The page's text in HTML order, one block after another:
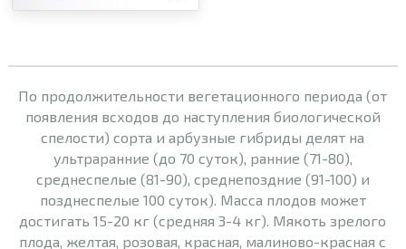
По продолжительности вегетационного периода (от
появления всходов до наступления биологической
спелости) сорта и арбузные гибриды делят на
ультраранние (до 70 суток), ранние (71-80),
среднеспелые (81-90), среднепоздние (91-100) и
позднеспелые 100 суток). Масса плодов может
достигать 15-20 кг (средняя 3-4 кг). Мякоть зрелого
плода, желтая, розовая, красная, малиново-красная с